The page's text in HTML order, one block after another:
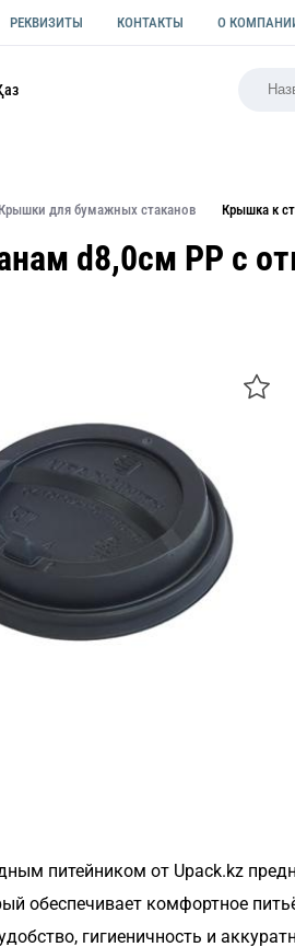
РЕКВИЗИТЫ КОНТАКТЫ О
Крышки для бумажных стаканов Крышка к
d8,0см PP с
питейником от Upack.kz
обеспечивает комфортное
гигиеничность и